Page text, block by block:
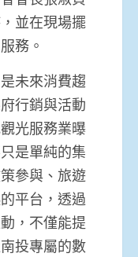
並在現場擺
務。
未來消費趨
行銷與活動
光服務業曝
是單純的集
參與、旅遊
平台，透過
，不僅能提
投專屬的數